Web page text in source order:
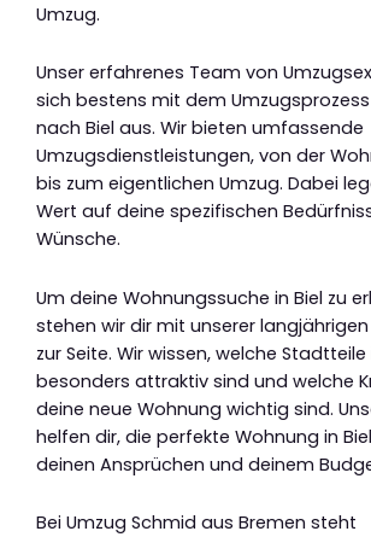
Umzug.
Unser erfahrenes Team von
sich bestens mit dem
nach Biel aus. Wir bieten umfassende
Umzugsdienstleistungen, von der
bis zum eigentlichen Umzug. Dabei
Wert auf deine spezifischen
Wünsche.
Um deine Wohnungssuche in Biel zu
stehen wir dir mit unserer
zur Seite. Wir wissen, welche Stadtteile
besonders attraktiv sind und welche
deine neue Wohnung wichtig sind.
helfen dir, die perfekte Wohnung in
deinen Ansprüchen und deinem
Bei Umzug Schmid aus Bremen steht